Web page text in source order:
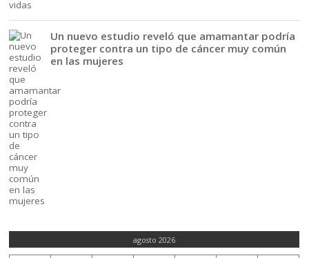
Un nuevo estudio reveló que amamantar podría
proteger contra un tipo de cáncer muy común
en las mujeres
agosto 2026